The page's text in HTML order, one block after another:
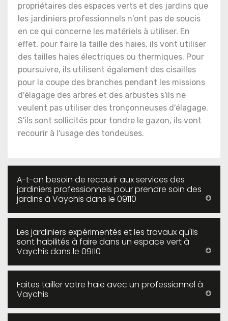
propriétaires des espaces verts et des jardins que
les jardiniers professionnels n'ont pas de soucis
en ce qui concerne les matériels à utiliser. En
effet, pour faire la taille des haies, ils vont utiliser
des tailles haies électriques ou thermiques. Pour
poursuivre, ils utilisent également des cisailles
pour la coupe des branches pendant les missions
d'élagage des arbres et des arbustes s'ils ne
veulent pas utiliser des tronçonneuses d'élagage.
S'ils sont sollicités pour tondre le gazon, ils vont
recourir à l'usage des tondeuses.
A-t-on besoin de recourir aux services des
jardiniers professionnels pour prendre soin des
jardins à Vaychis dans le 09110
Les jardiniers expérimentés et les travaux qu'ils
sont habilités à faire dans un espace vert à
Vaychis dans le 09110
Faites tailler votre haie avec un professionnel à
Vaychis